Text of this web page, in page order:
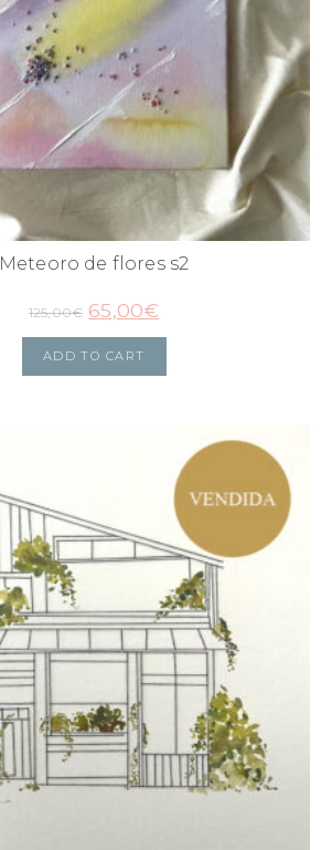
Meteoro de flores s2
125,00€ 65,00€
ADD TO CART